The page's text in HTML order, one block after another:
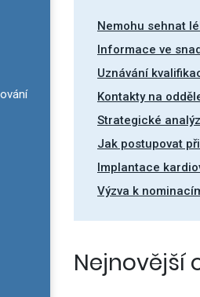
financování
covidu-19
vztahy a EU
zdraví
Nemohu sehnat
Informace ve
Uznávání
Kontakty na
Strategické
Jak postupovat
Implantace
Výzva k
Nejnovější